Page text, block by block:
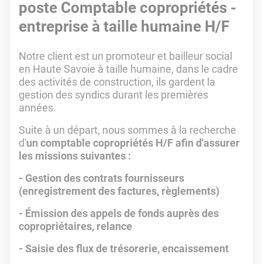
poste Comptable copropriétés -
entreprise à taille humaine H/F
Notre client est un promoteur et bailleur social
en Haute Savoie à taille humaine, dans le cadre
des activités de construction, ils gardent la
gestion des syndics durant les premières
années.
Suite à un départ, nous sommes à la recherche
d'un comptable copropriétés H/F afin d'assurer
les missions suivantes :
- Gestion des contrats fournisseurs
(enregistrement des factures, règlements)
- Émission des appels de fonds auprès des
copropriétaires, relance
- Saisie des flux de trésorerie, encaissement